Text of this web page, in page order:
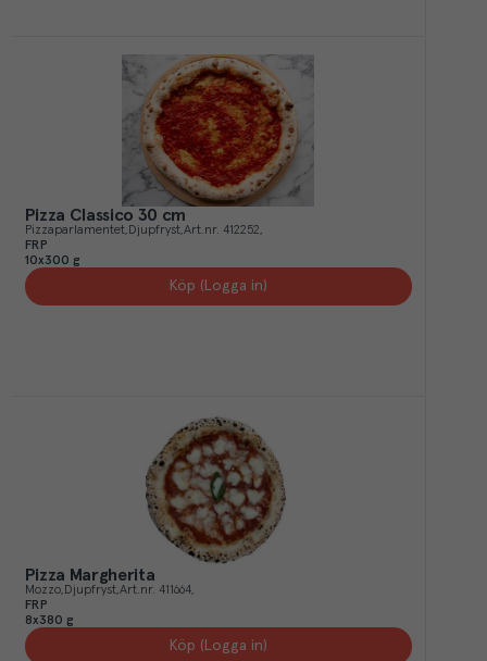
Pizza Classico 30 cm
Pizzaparlamentet Djupfryst Art.nr. 412252
FRP
10x300 g
Köp (Logga in)
Pizza Margherita
Mozzo Djupfryst Art.nr. 411664
FRP
8x380 g
Köp (Logga in)